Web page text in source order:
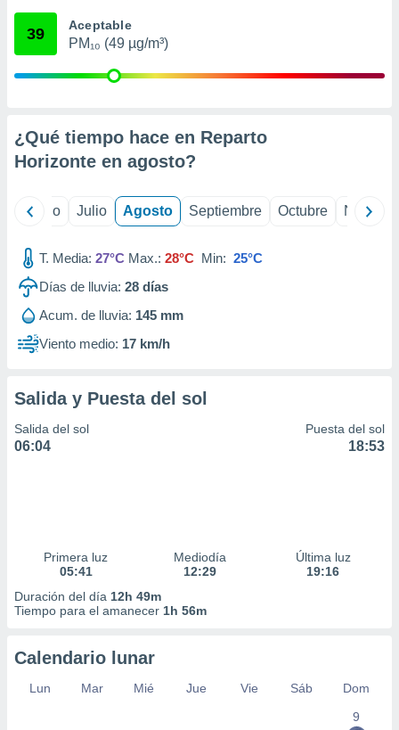
mediante
publicidad
1199
39 Aceptable
PM₁₀ (49 µg/m³)
¿Qué tiempo hace en Reparto
Horizonte en agosto?
Junio Julio Agosto Septiembre Octubre
T. Media: 27°C Max.: 28°C Min: 25°C
Días de lluvia: 28 días
Acum. de lluvia: 145 mm
Viento medio: 17 km/h
Salida y Puesta del sol
Salida del sol
06:04
Puesta del sol
18:53
Primera luz
05:41
Mediodía
12:29
Última luz
19:16
Duración del día 12h 49m
Tiempo para el amanecer 1h 56m
Calendario lunar
Lun Mar Mié Jue Vie Sáb
Dom
9